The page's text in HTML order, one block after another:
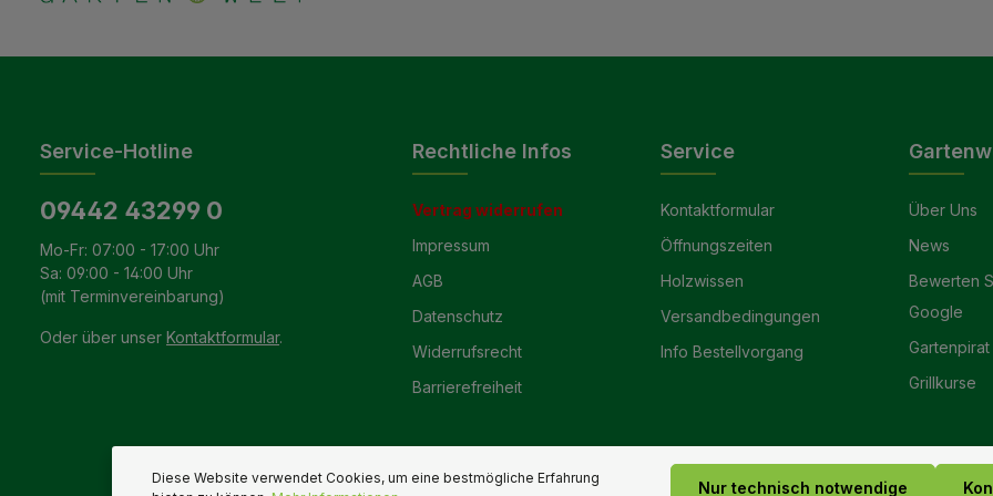
Service-Hotline
09442 43299 0
Mo-Fr: 07:00 - 17:00 Uhr
Sa: 09:00 - 14:00 Uhr
(mit Terminvereinbarung)
Oder über unser Kontaktformular.
Rechtliche Infos
Vertrag widerrufen
Impressum
AGB
Datenschutz
Widerrufsrecht
Barrierefreiheit
Service
Kontaktformular
Öffnungszeiten
Holzwissen
Versandbedingungen
Info Bestellvorgang
Über Uns
News
Bewerten
Google
Gartenpirat
Grillkurse
Diese Website verwendet Cookies, um eine bestmögliche Erfahrung
Nur technisch notwendige